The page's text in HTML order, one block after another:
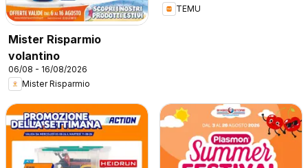
Mister Risparmio
volantino
06/08 - 16/08/2026
Mister Risparmio
TEMU